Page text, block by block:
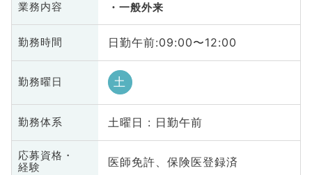
業務内容 一般外来
勤務時間 日勤午前:09:00〜12:00
勤務曜日 土
勤務体系 土曜日 : 日勤午前
応募資格・
経験
医師免許、保険医登録済